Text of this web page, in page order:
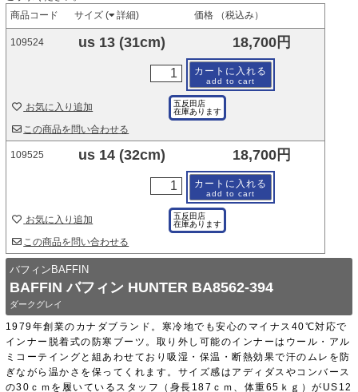
1979年創業のカナダブランド。寒冷地でも安心のマイナス40℃対応で
インナー脱着式の防寒ブーツ。取り外し可能のインナーはウール・アル
ミコーテイングと組あわせており吸湿・保温・断熱効果で汗のムレを防
ぎながら温かさを保ってくれます。サイズ感はアディダスやコンバース
の30ｃｍを履いているスタッフ（身長187ｃｍ、体重65ｋｇ）がUS12
バフィンBAFFIN
BAFFIN バフィン HUNTER BA8562-394
ダークグレイ
商品コード
サイズ ( 詳細) 価格 （税込み）
109524 us 13 (31cm) 18,700円
カートに入れる
add to cart
五反田店
在庫あります
お気に入り追加
この商品を問い合わせる
109525 us 14 (32cm) 18,700円
カートに入れる
add to cart
五反田店
在庫あります
お気に入り追加
この商品を問い合わせる